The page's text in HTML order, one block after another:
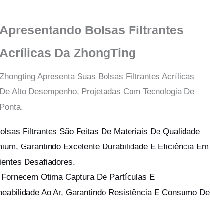
Apresentando Bolsas Filtrantes
Acrílicas Da ZhongTing
Zhongting Apresenta Suas Bolsas Filtrantes Acrílicas
De Alto Desempenho, Projetadas Com Tecnologia De
Ponta.
Filtrantes São Feitas De Materiais De Qualidade
Garantindo Excelente Durabilidade E Eficiência Em
Desafiadores.
Ótima Captura De Partículas E
Ao Ar, Garantindo Resistência E Consumo De